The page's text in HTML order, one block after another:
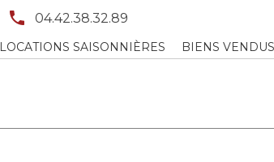
04.42.38.32.89
LOCATIONS SAISONNIÈRES BIENS VENDUS